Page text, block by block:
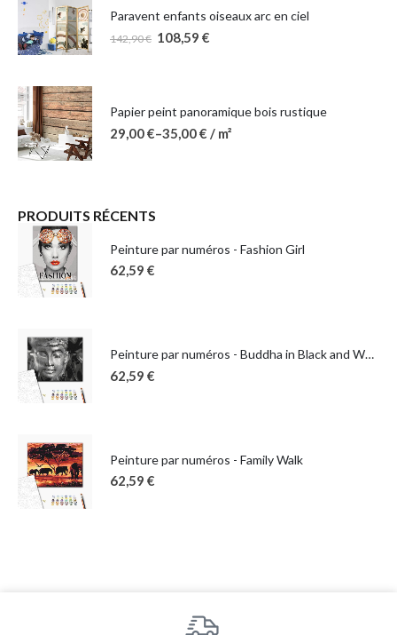
Paravent enfants oiseaux arc en ciel
142,90€ 108,59 €
Papier peint panoramique bois rustique
29,00€–35,00€ / m²
PRODUITS RÉCENTS
Peinture par numéros - Fashion Girl
62,59 €
Peinture par numéros - Buddha in Black and White
62,59 €
Peinture par numéros - Family Walk
62,59 €